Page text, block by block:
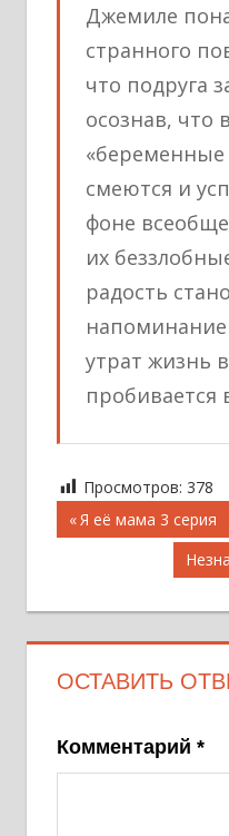
Джемиле
странного
что подруга
осознав, что
«беременные
смеются и
фоне
их
радость
утрат жизнь
пробивается
Просмотров: 378
Навигация
Предыдущая
запись;
Я её мама 3 серия
ОСТАВИТЬ
Комментарий *